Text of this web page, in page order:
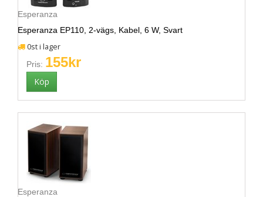
Esperanza
Esperanza EP110, 2-vägs, Kabel, 6 W, Svart
0st i lager
Pris: 155kr
Esperanza